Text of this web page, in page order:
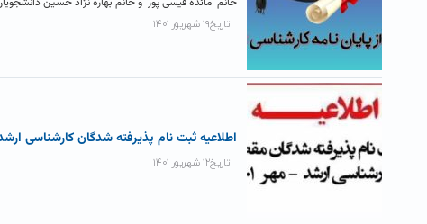
تاریخ۱۹ شهریور ۱۴۰۱
اطلاعیه ثبت نام پذیرفته شدگان کارشناسی
تاریخ۱۲ شهریور ۱۴۰۱